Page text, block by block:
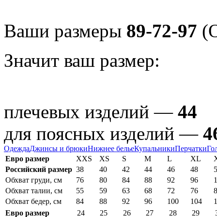
Ваши размеры 89-72-97
Значит ваш размер:
плечевых изделий — 44
для поясных изделий —
ОдеждаДжинсы и брюкиНижнее бельеКупальникиПерчатки
Евро размер
XXS XS S M L XL
Российский размер 38 40 42 44 46 48
Обхват груди, см
76 80 84 88 92 96
Обхват талии, см
55 59 63 68 72 76
Обхват бедер, см
84 88 92 96 100 104
Евро размер
24 25 26 27 28 29